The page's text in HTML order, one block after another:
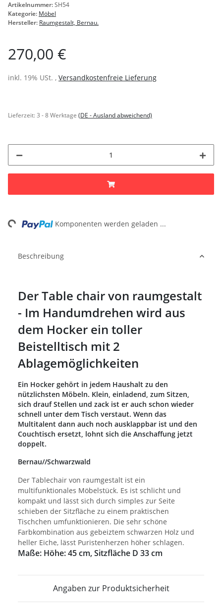
Artikelnummer:SH54
Kategorie: Möbel
Hersteller: Raumgestalt, Bernau.
270,00 €
inkl. 19% USt. , Versandkostenfreie Lieferung
Lieferzeit:3 - 8 Werktage (DE - Ausland abweichend)
Komponenten werden geladen ...
Beschreibung
Der Table chair von raumgestalt
- Im Handumdrehen wird aus
dem Hocker ein toller
Beistelltisch mit 2
Ablagemöglichkeiten
Ein Hocker gehört in jedem Haushalt zu den
nützlichsten Möbeln. Klein, einladend, zum Sitzen,
sich drauf Stellen und zack ist er auch schon wieder
schnell unter dem Tisch verstaut. Wenn das
Multitalent dann auch noch ausklappbar ist und den
Couchtisch ersetzt, lohnt sich die Anschaffung jetzt
doppelt.
Bernau//Schwarzwald
Der Tablechair von raumgestalt ist ein
multifunktionales Möbelstück. Es ist schlicht und
kompakt und lässt sich durch simples zur Seite
schieben der Sitzfläche zu einem praktischen
Tischchen umfunktionieren. Die sehr schöne
Farbkombination aus gebeiztem schwarzen Holz und
heller Eiche, lässt Puristenherzen höher schlagen.
Maße: Höhe: 45 cm, Sitzfläche D 33 cm
Angaben zur Produktsicherheit